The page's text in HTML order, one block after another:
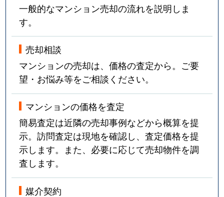
一般的なマンション売却の流れを説明しま
す。
売却相談
マンションの売却は、価格の査定から。ご要
望・お悩み等をご相談ください。
マンションの価格を査定
簡易査定は近隣の売却事例などから概算を提
示。訪問査定は現地を確認し、査定価格を提
示します。また、必要に応じて売却物件を調
査します。
媒介契約